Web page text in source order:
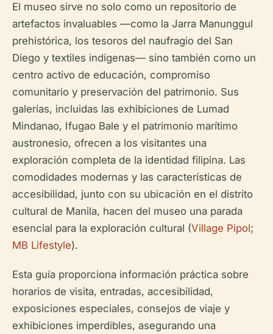
El museo sirve no solo como un repositorio de
artefactos invaluables —como la Jarra Manunggul
prehistórica, los tesoros del naufragio del San
Diego y textiles indígenas— sino también como un
centro activo de educación, compromiso
comunitario y preservación del patrimonio. Sus
galerías, incluidas las exhibiciones de Lumad
Mindanao, Ifugao Bale y el patrimonio marítimo
austronesio, ofrecen a los visitantes una
exploración completa de la identidad filipina. Las
comodidades modernas y las características de
accesibilidad, junto con su ubicación en el distrito
cultural de Manila, hacen del museo una parada
esencial para la exploración cultural (Village Pipol;
MB Lifestyle).
Esta guía proporciona información práctica sobre
horarios de visita, entradas, accesibilidad,
exposiciones especiales, consejos de viaje y
exhibiciones imperdibles, asegurando una